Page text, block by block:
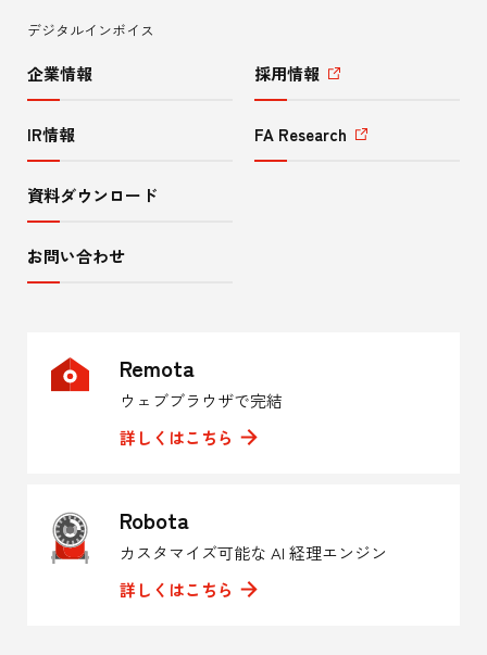
ー
デジタルインボイス
企業情報
IR情報
資料ダウンロード
お問い合わせ
採用情報
FA Research
Remota
ウェブブラウザで完結
詳しくはこちら
Robota
カスタマイズ可能な AI 経理エンジン
詳しくはこちら